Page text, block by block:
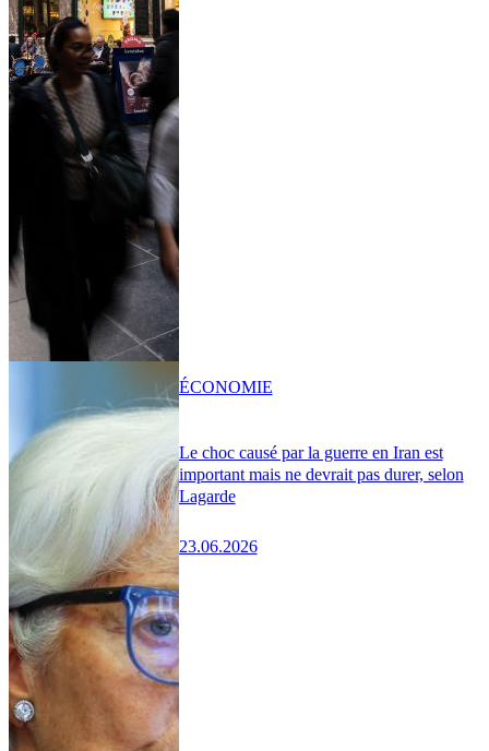
Le choc causé par la guerre en Iran est
important mais ne devrait pas durer, selon
Lagarde
23.06.2026
ÉCONOMIE